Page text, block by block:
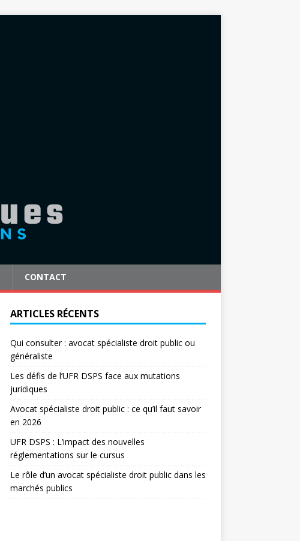
CONTACT
ARTICLES RÉCENTS
Qui consulter : avocat spécialiste droit public ou
généraliste
Les défis de l’UFR DSPS face aux mutations
juridiques
Avocat spécialiste droit public : ce qu’il faut savoir
en 2026
UFR DSPS : L’impact des nouvelles
réglementations sur le cursus
Le rôle d’un avocat spécialiste droit public dans les
marchés publics